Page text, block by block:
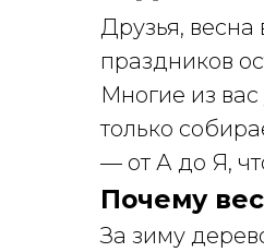
Друзья, весна
праздников
Многие из
только
— от А до Я,
Почему
За зиму